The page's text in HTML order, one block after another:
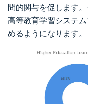
問的関与を促します
高等教育学習システ
めるようになります。